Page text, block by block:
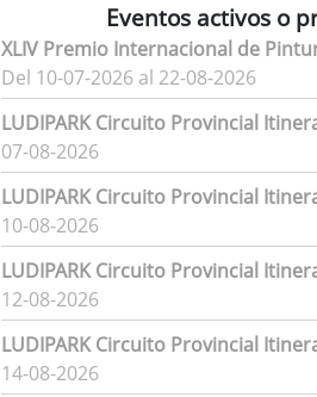
Eventos activos o
XLIV Premio Internacional de
Del 10-07-2026 al 22-08-2026
LUDIPARK Circuito Provincial
07-08-2026
LUDIPARK Circuito Provincial
10-08-2026
LUDIPARK Circuito Provincial
12-08-2026
LUDIPARK Circuito Provincial
14-08-2026